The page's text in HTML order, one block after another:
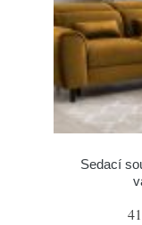
Sedací